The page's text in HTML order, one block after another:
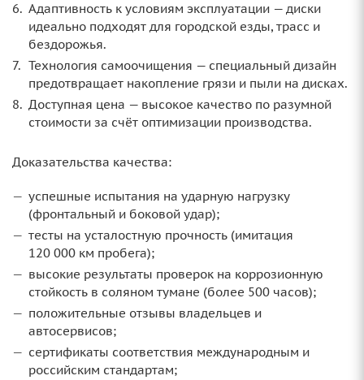
Адаптивность к условиям эксплуатации — диски
идеально подходят для городской езды, трасс и
бездорожья.
Технология самоочищения — специальный дизайн
предотвращает накопление грязи и пыли на дисках.
Доступная цена — высокое качество по разумной
стоимости за счёт оптимизации производства.
Доказательства качества:
успешные испытания на ударную нагрузку
(фронтальный и боковой удар);
тесты на усталостную прочность (имитация
120 000 км пробега);
высокие результаты проверок на коррозионную
стойкость в соляном тумане (более 500 часов);
положительные отзывы владельцев и
автосервисов;
сертификаты соответствия международным и
российским стандартам;